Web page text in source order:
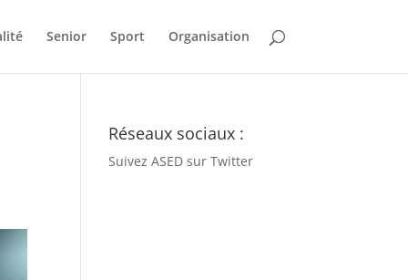
Senior Sport Organisation
Réseaux sociaux :
Suivez ASED sur Twitter